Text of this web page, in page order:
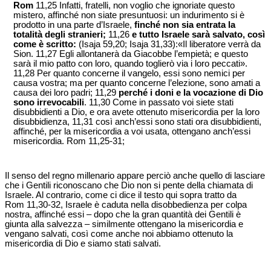
Rom 11,25 Infatti, fratelli, non voglio che ignoriate questo
mistero, affinché non siate presuntuosi: un indurimento si è
prodotto in una parte d’Israele, finché non sia entrata la
totalità degli stranieri; 11,26 e tutto Israele sarà salvato, così
come è scritto: (Isaja 59,20; Isaja 31,33):«Il liberatore verrà da
Sion. 11,27 Egli allontanerà da Giacobbe l’empietà; e questo
sarà il mio patto con loro, quando toglierò via i loro peccati».
11,28 Per quanto concerne il vangelo, essi sono nemici per
causa vostra; ma per quanto concerne l’elezione, sono amati a
causa dei loro padri; 11,29 perché i doni e la vocazione di Dio
sono irrevocabili. 11,30 Come in passato voi siete stati
disubbidienti a Dio, e ora avete ottenuto misericordia per la loro
disubbidienza, 11,31 così anch’essi sono stati ora disubbidienti,
affinché, per la misericordia a voi usata, ottengano anch’essi
misericordia. Rom 11,25-31;
Il senso del regno millenario appare perciò anche quello di lasciare
che i Gentili riconoscano che Dio non si pente della chiamata di
Israele. Al contrario, come ci dice il testo qui sopra tratto da
Rom 11,30-32, Israele è caduta nella disobbedienza per colpa
nostra, affinché essi – dopo che la gran quantità dei Gentili è
giunta alla salvezza – similmente ottengano la misericordia e
vengano salvati, così come anche noi abbiamo ottenuto la
misericordia di Dio e siamo stati salvati.